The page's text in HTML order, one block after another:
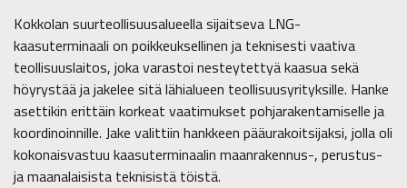
Kokkolan suurteollisuusalueella sijaitseva LNG-
kaasuterminaali on poikkeuksellinen ja teknisesti vaativa
teollisuuslaitos, joka varastoi nesteytettyä kaasua sekä
höyrystää ja jakelee sitä lähialueen teollisuusyrityksille. Hanke
asettikin erittäin korkeat vaatimukset pohjarakentamiselle ja
koordinoinnille. Jake valittiin hankkeen pääurakoitsijaksi, jolla oli
kokonaisvastuu kaasuterminaalin maanrakennus-, perustus-
ja maanalaisista teknisistä töistä.